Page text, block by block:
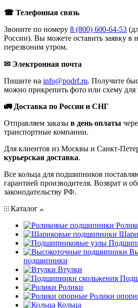
☎ Телефонная связь
Звоните по номеру 8 (800) 600-64-53
России). Вы можете оставить заявку в
перезвоним утром.
✉ Электронная почта
Пишите на info@podrf.ru. Получите
можно прикрепить фото или схему для
🚛 Доставка по России и СНГ
Отправляем заказы в день оплаты
транспортные компании.
Для клиентов из Москвы и Санкт-
курьерская доставка.
Все кольца для подшипников
гарантией производителя. Возврат и
законодательству РФ.
Каталог
подшипники
Втулки
Ролики
Ролики
Кольца